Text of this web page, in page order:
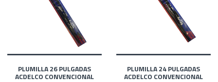
PLUMILLA 26 PULGADAS
ACDELCO CONVENCIONAL
PLUMILLA 24 PULGADAS
ACDELCO CONVENCIONAL